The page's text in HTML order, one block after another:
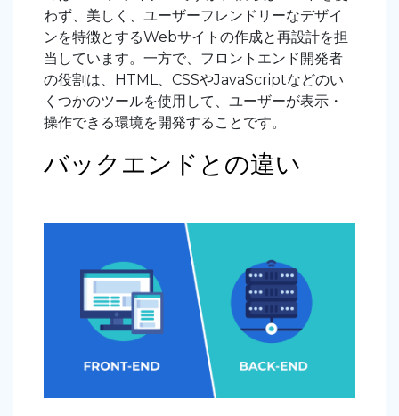
わず、美しく、ユーザーフレンドリーなデザイ
ンを特徴とするWebサイトの作成と再設計を担
当しています。一方で、フロントエンド開発者
の役割は、HTML、CSSやJavaScriptなどのい
くつかのツールを使用して、ユーザーが表示・
操作できる環境を開発することです。
バックエンドとの違い